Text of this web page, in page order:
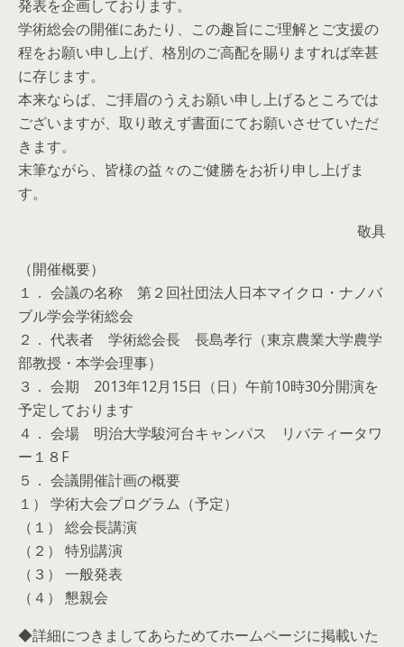
発表を企画しております。
学術総会の開催にあたり、この趣旨にご理解とご支援の
程をお願い申し上げ、格別のご高配を賜りますれば幸甚
に存じます。
本来ならば、ご拝眉のうえお願い申し上げるところでは
ございますが、取り敢えず書面にてお願いさせていただ
きます。
末筆ながら、皆様の益々のご健勝をお祈り申し上げま
す。
敬具
（開催概要）
１． 会議の名称 第２回社団法人日本マイクロ・ナノバ
ブル学会学術総会
２． 代表者 学術総会長 長島孝行（東京農業大学農学
部教授・本学会理事）
３． 会期 2013年12月15日（日）午前10時30分開演を
予定しております
４． 会場 明治大学駿河台キャンパス リバティータワ
ー１８F
５． 会議開催計画の概要
１） 学術大会プログラム（予定）
（１） 総会長講演
（２） 特別講演
（３） 一般発表
（４） 懇親会
◆詳細につきましてあらためてホームページに掲載いた